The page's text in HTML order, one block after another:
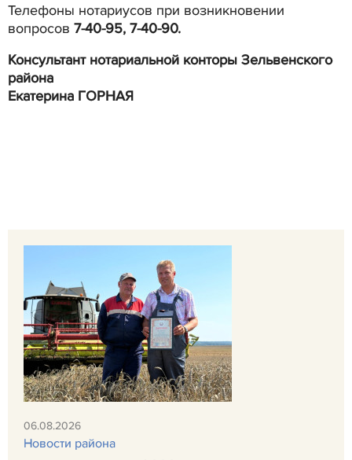
Телефоны нотариусов при возникновении
вопросов 7-40-95, 7-40-90.
Консультант нотариальной конторы Зельвенского
района
Екатерина ГОРНАЯ
06.08.2026
Новости района